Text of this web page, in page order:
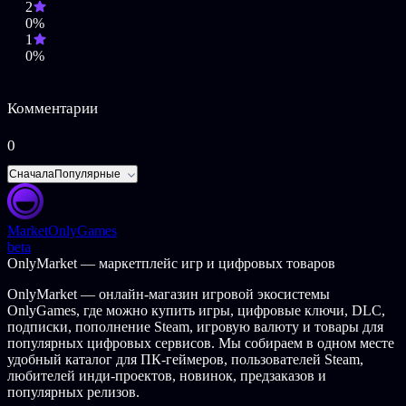
Улучшенный редактор
Улучшенный интерфейс
Режим автоматической битвы
Игрок может захватывать столицы
Поддержка больших карт (120x120 и 144x144)
16 карт для сетевой и одиночной игры, включая 10
Новые задние планы для столиц
Новые задние планы для битв
Четыре новых музыкальных композиции
Сборник концепт-арт работ и скетчей.
2
0%
1
0%
Комментарии
0
СначалаПопулярные
MarketOnlyGames
beta
OnlyMarket — маркетплейс игр и цифровых товаров
OnlyMarket — онлайн-магазин игровой экосистемы
OnlyGames, где можно купить игры, цифровые ключи, DLC,
подписки, пополнение Steam, игровую валюту и товары для
популярных цифровых сервисов. Мы собираем в одном месте
удобный каталог для ПК-геймеров, пользователей Steam,
любителей инди-проектов, новинок, предзаказов и
популярных релизов.